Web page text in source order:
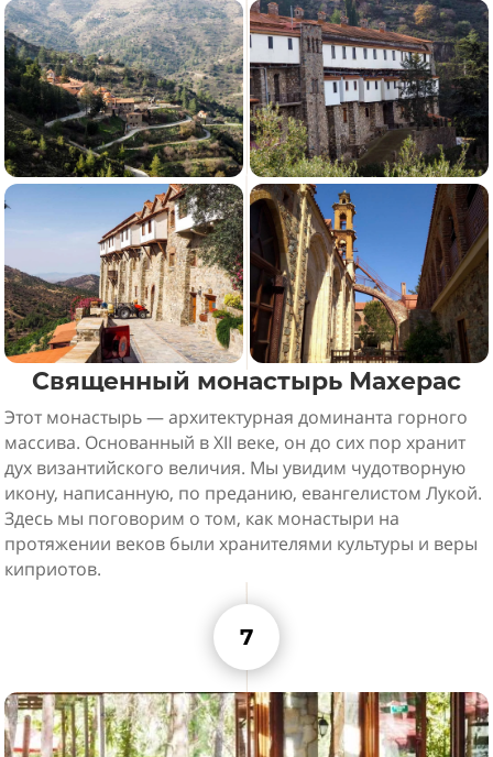
Священный монастырь Махерас
Этот монастырь — архитектурная доминанта горного
массива. Основанный в XII веке, он до сих пор хранит
дух византийского величия. Мы увидим чудотворную
икону, написанную, по преданию, евангелистом Лукой.
Здесь мы поговорим о том, как монастыри на
протяжении веков были хранителями культуры и веры
киприотов.
7